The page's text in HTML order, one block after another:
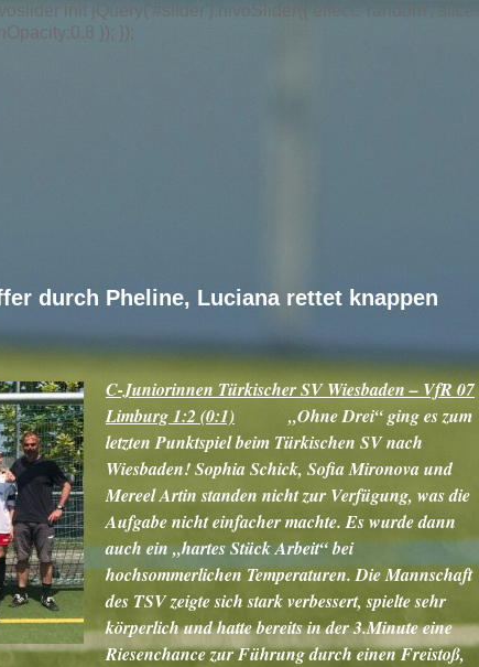
init jQuery('#slider').nivoSlider({ effect: 'random',
}); });
durch Pheline, Luciana rettet knappen
C-Juniorinnen Türkischer SV Wiesbaden – VfR 07
Limburg 1:2 (0:1) „Ohne Drei“ ging es zum
letzten Punktspiel beim Türkischen SV nach
Wiesbaden! Sophia Schick, Sofia Mironova und
Mereel Artin standen nicht zur Verfügung, was die
Aufgabe nicht einfacher machte. Es wurde dann
auch ein „hartes Stück Arbeit“ bei
hochsommerlichen Temperaturen. Die Mannschaft
des TSV zeigte sich stark verbessert, spielte sehr
körperlich und hatte bereits in der 3.Minute eine
Riesenchance zur Führung durch einen Freistoß,